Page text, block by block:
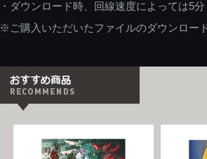
・ダウンロード時、回線速度によっては5
※ご購入いただいたファイルのダウンロー